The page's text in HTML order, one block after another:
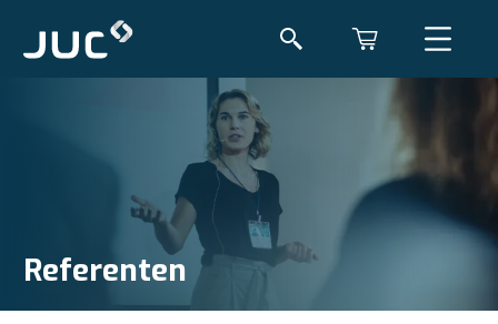
Referenten